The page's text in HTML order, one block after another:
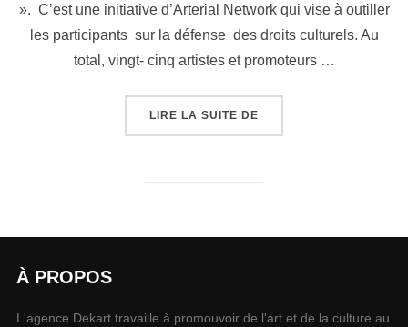
». C’est une initiative d’Arterial Network qui vise à outiller
les participants sur la défense des droits culturels. Au
total, vingt- cinq artistes et promoteurs …
LIRE LA SUITE DE
À PROPOS
L'agence Dekart travaille à promouvoir de l'art et de la culture au